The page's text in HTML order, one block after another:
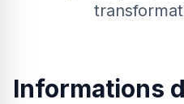
Informations